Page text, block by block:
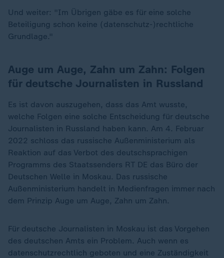
Und weiter: "Im Übrigen gäbe es für eine solche
Beteiligung schon keine (datenschutz-)rechtliche
Grundlage."
Auge um Auge, Zahn um Zahn: Folgen
für deutsche Journalisten in Russland
Es ist davon auszugehen, dass das Amt wusste,
welche Folgen eine solche Entscheidung für deutsche
Journalisten in Russland haben kann. Am 4. Februar
2022 schloss das russische Außenministerium als
Reaktion auf das Verbot des deutschsprachigen
Programms des Staatssenders RT DE das Büro der
Deutschen Welle in Moskau. Das russische
Außenministerium handelt in Medienfragen immer nach
dem Prinzip Auge um Auge, Zahn um Zahn.
Für deutsche Journalisten in Moskau ist das Vorgehen
des deutschen Amts ein Problem. Auch wenn es
datenschutzrechtlich geboten und eine Zuständigkeit